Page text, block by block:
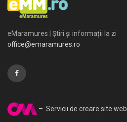
eMaramures | Știri și informații la zi
office@emaramures.ro
– Servicii de creare site web